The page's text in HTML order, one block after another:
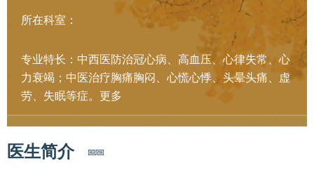
所在科室：
专业特长：中西医防治冠心病、高血压、心律失常、心
力衰竭；中医治疗胸痛胸闷、心慌心悸、头晕头痛、虚
劳、失眠等症。 更多
医生简介